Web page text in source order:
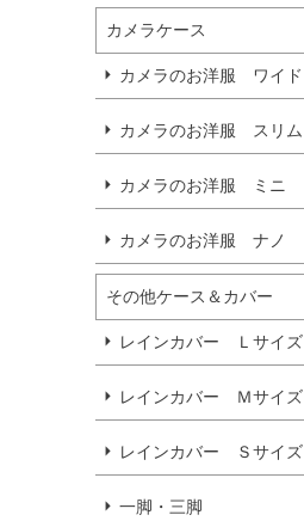
カメラケース
カメラのお洋服 ワイド
カメラのお洋服 スリム
カメラのお洋服 ミニ
カメラのお洋服 ナノ
その他ケース＆カバー
レインカバー Ｌサイズ
レインカバー Ｍサイズ
レインカバー Ｓサイズ
一脚・三脚